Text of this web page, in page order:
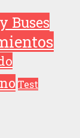
Buses
Test